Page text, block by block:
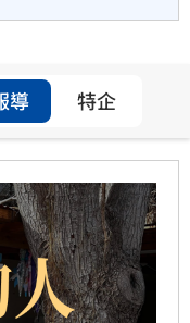
導 特企